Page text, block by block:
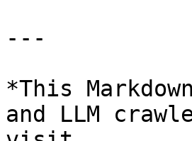
---
*This
and LLM